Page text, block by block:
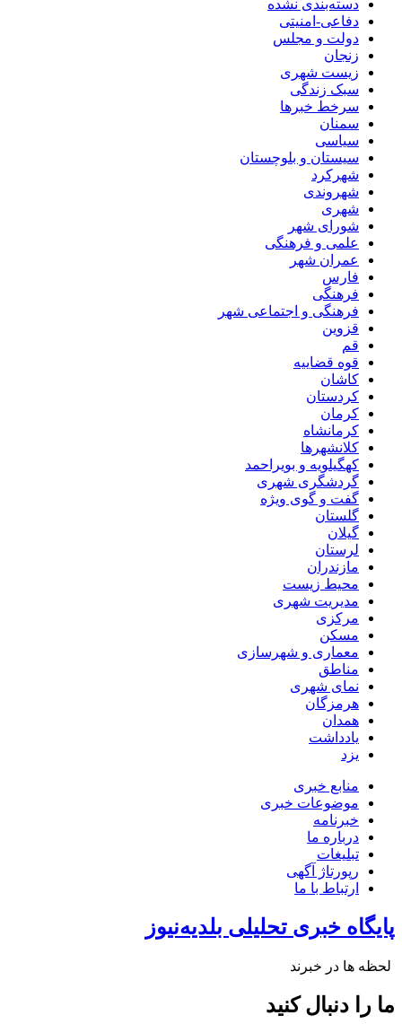
دسته‌بندی نشده
دفاعی-امنیتی
دولت و مجلس
زنجان
زیست شهری
سبک زندگی
سرخط خبرها
سمنان
سیاسی
سیستان و بلوچستان
شهرکرد
شهروندی
شهری
شورای شهر
علمی و فرهنگی
عمران شهر
فارس
فرهنگی
فرهنگی و اجتماعی شهر
قزوین
قم
قوه قضاییه
کاشان
کردستان
کرمان
کرمانشاه
کلانشهرها
کهگیلویه و بویراحمد
گردشگری شهری
گفت و گوی ویژه
گلستان
گیلان
لرستان
مازندران
محیط زیست
مدیریت شهری
مرکزی
مسکن
معماری و شهرسازی
مناطق
نمای شهری
هرمزگان
همدان
یادداشت
یزد
منابع خبری
موضوعات خبری
خبرنامه
درباره ما
تبلیغات
رپورتاژ آگهی
ارتباط با ما
پایگاه خبری تحلیلی بلدیه‌نیوز
لحظه ها در خبرند
ما را دنبال کنید